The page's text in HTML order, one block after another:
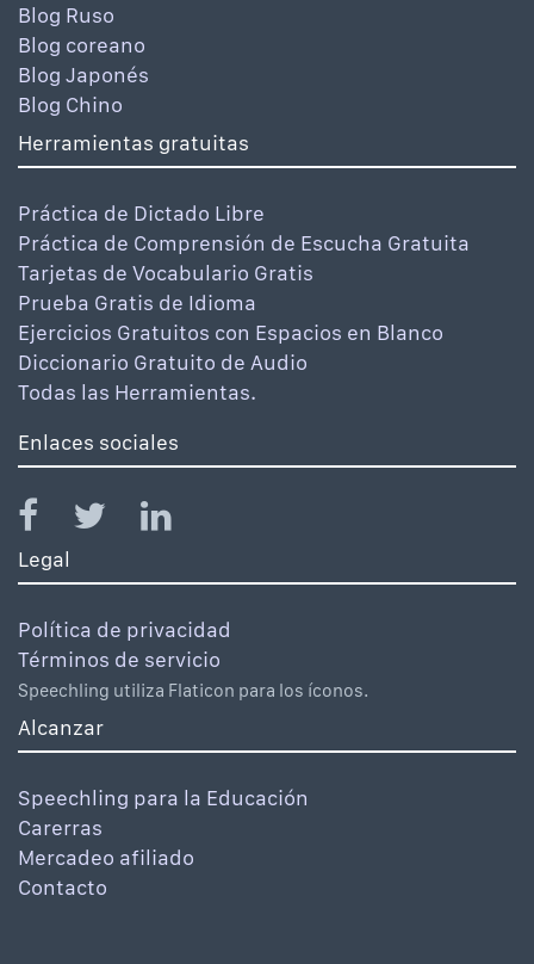
Blog Ruso
Blog coreano
Blog Japonés
Blog Chino
Herramientas gratuitas
Práctica de Dictado Libre
Práctica de Comprensión de Escucha Gratuita
Tarjetas de Vocabulario Gratis
Prueba Gratis de Idioma
Ejercicios Gratuitos con Espacios en Blanco
Diccionario Gratuito de Audio
Todas las Herramientas.
Enlaces sociales
Legal
Política de privacidad
Términos de servicio
Speechling utiliza Flaticon para los íconos.
Alcanzar
Speechling para la Educación
Carerras
Mercadeo afiliado
Contacto